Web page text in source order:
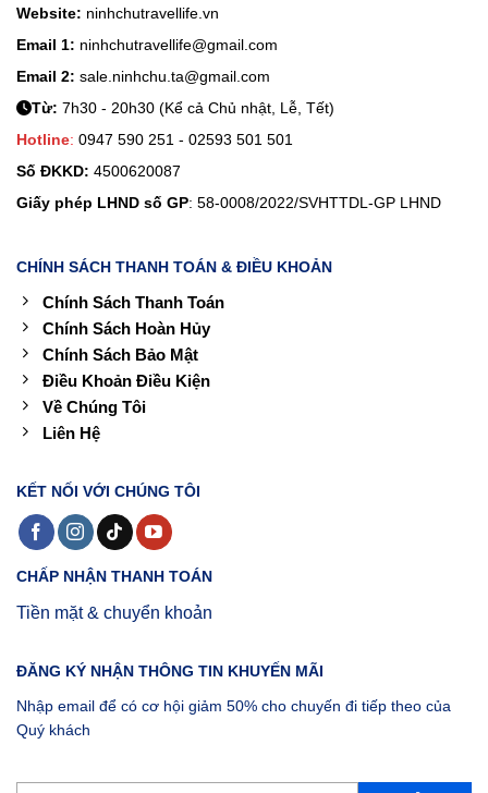
Website: ninhchutravellife.vn
Email 1: ninhchutravellife@gmail.com
Email 2: sale.ninhchu.ta@gmail.com
Từ: 7h30 - 20h30 (Kể cả Chủ nhật, Lễ, Tết)
Hotline: 0947 590 251 - 02593 501 501
Số ĐKKD: 4500620087
Giấy phép LHND số GP: 58-0008/2022/SVHTTDL-GP LHND
CHÍNH SÁCH THANH TOÁN & ĐIỀU KHOẢN
Chính Sách Thanh Toán
Chính Sách Hoàn Hủy
Chính Sách Bảo Mật
Điều Khoản Điều Kiện
Về Chúng Tôi
Liên Hệ
KẾT NỐI VỚI CHÚNG TÔI
CHẤP NHẬN THANH TOÁN
Tiền mặt & chuyển khoản
ĐĂNG KÝ NHẬN THÔNG TIN KHUYẾN MÃI
Nhập email để có cơ hội giảm 50% cho chuyến đi tiếp theo của
Quý khách